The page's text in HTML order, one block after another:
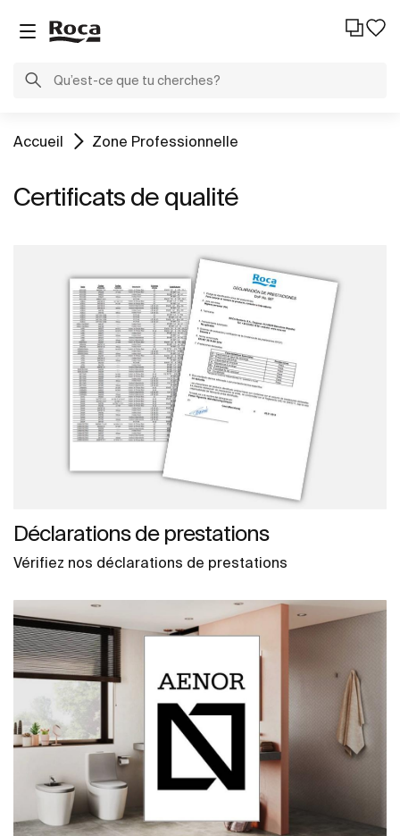
Accueil Zone Professionnelle
Certificats de qualité
Déclarations de prestations
Vérifiez nos déclarations de prestations